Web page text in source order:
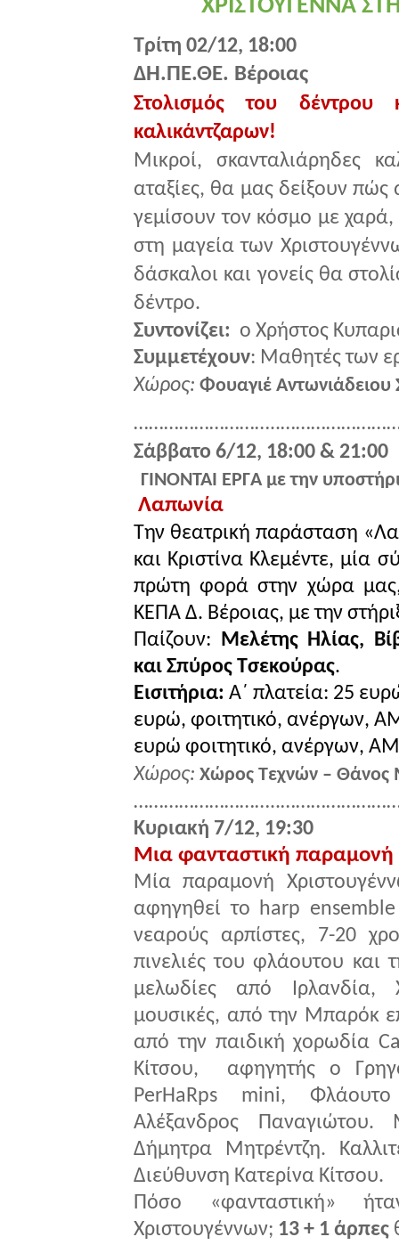
ΧΡΙΣΤΟΥΓΕΝΝΑ
Τρίτη 02/12, 18:00
ΔΗ.ΠΕ.ΘΕ. Βέροιας
Στολισμός του δέντρου
καλικάντζαρων!
Μικροί, σκανταλιάρηδες
αταξίες, θα μας δείξουν
γεμίσουν τον κόσμο με
στη μαγεία των
δάσκαλοι και γονείς θα
δέντρο.
Συντονίζει: ο Χρήστος
Συμμετέχουν: Μαθητές των
Χώρος: Φουαγιέ
Σάββατο 6/12, 18:00 & 21:00
ΓΙΝΟΝΤΑΙ ΕΡΓΑ με την
Λαπωνία
Την θεατρική παράσταση
και Κριστίνα Κλεμέντε, μία
πρώτη φορά στην χώρα
ΚΕΠΑ Δ. Βέροιας, με την
Παίζουν: Μελέτης Ηλίας,
και Σπύρος Τσεκούρας.
Εισιτήρια: Α΄ πλατεία: 25
ευρώ, φοιτητικό, ανέργων,
ευρώ φοιτητικό, ανέργων,
Χώρος: Χώρος Τεχνών – Θάνος
Κυριακή 7/12, 19:30
Μια φανταστική παραμονή
Μία παραμονή
αφηγηθεί το harp
νεαρούς αρπίστες, 7-20
πινελιές του φλάουτου και
μελωδίες από Ιρλανδία,
μουσικές, από την Μπαρόκ
από την παιδική χορωδία
Κίτσου,
αφηγητής ο
PerHaRps mini,
Αλέξανδρος Παναγιώτου.
Δήμητρα Μητρέντζη.
Διεύθυνση Κατερίνα Κίτσου.
Πόσο «φανταστική»
Χριστουγέννων; 13 + 1 άρπες